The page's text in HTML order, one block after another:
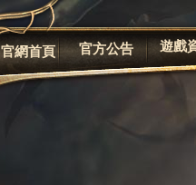
官網首頁 官方公告 遊戲